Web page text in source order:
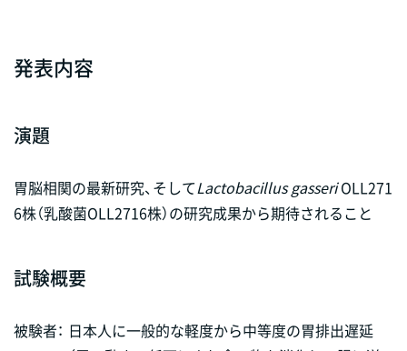
発表内容
演題
胃脳相関の最新研究、そしてLactobacillus gasseriOLL271
6株（乳酸菌OLL2716株）の研究成果から期待されること
試験概要
被験者： 日本人に一般的な軽度から中等度の胃排出遅延